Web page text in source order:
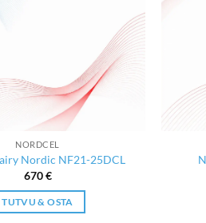
NORDCEL
Nordic NF21-25DCL
670€
TUTVU & OSTA